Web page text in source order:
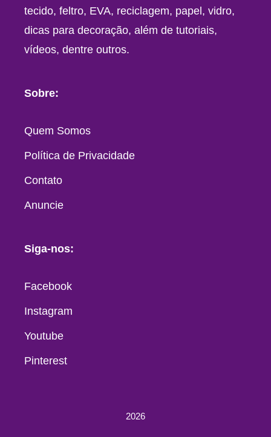
tecido, feltro, EVA, reciclagem, papel, vidro,
dicas para decoração, além de tutoriais,
vídeos, dentre outros.
Sobre:
Quem Somos
Política de Privacidade
Contato
Anuncie
Siga-nos:
Facebook
Instagram
Youtube
Pinterest
2026